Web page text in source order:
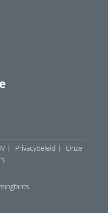
| Privacybeleid | Onze